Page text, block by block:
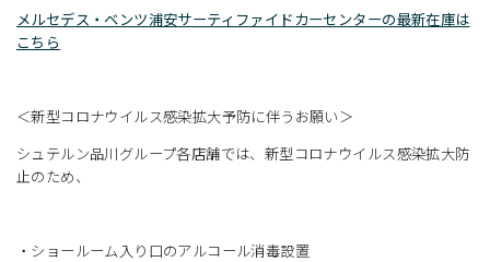
メルセデス・ベンツ浦安サーティファイドカーセンターの最新在庫は
こちら
＜新型コロナウイルス感染拡大予防に伴うお願い＞
シュテルン品川グループ各店舗では、新型コロナウイルス感染拡大防
止のため、
・ショールーム入り口のアルコール消毒設置